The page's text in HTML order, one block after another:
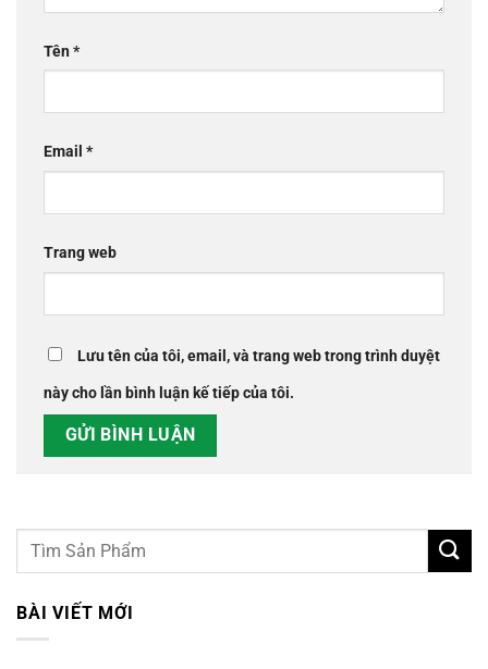
Tên*
Email *
Trang web
Lưu tên của tôi, email, và trang web trong trình duyệt
này cho lần bình luận kế tiếp của tôi.
BÀI VIẾT MỚI